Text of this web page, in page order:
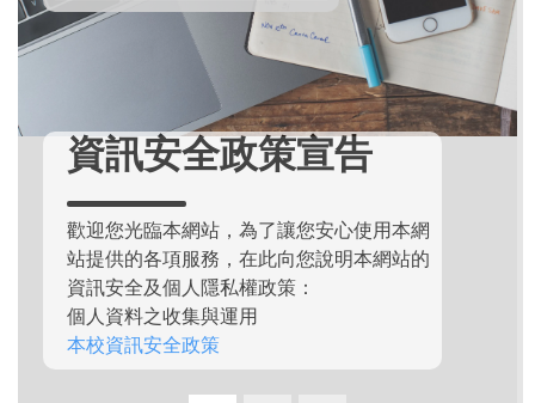
資訊安全政策宣告
歡迎您光臨本網站，為了讓您安心使用本網
站提供的各項服務，在此向您說明本網站的
資訊安全及個人隱私權政策：
個人資料之收集與運用
本校資訊安全政策